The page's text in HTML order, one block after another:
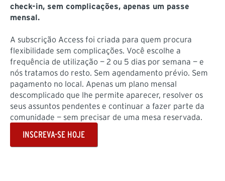
check-in, sem complicações, apenas um passe
mensal.
A subscrição Access foi criada para quem procura
flexibilidade sem complicações. Você escolhe a
frequência de utilização — 2 ou 5 dias por semana — e
nós tratamos do resto. Sem agendamento prévio. Sem
pagamento no local. Apenas um plano mensal
descomplicado que lhe permite aparecer, resolver os
seus assuntos pendentes e continuar a fazer parte da
comunidade — sem precisar de uma mesa reservada.
INSCREVA-SE HOJE